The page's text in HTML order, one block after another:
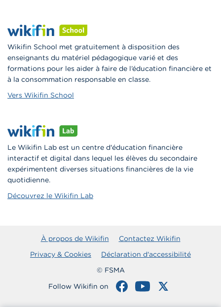
Wikifin School met gratuitement à disposition des
enseignants du matériel pédagogique varié et des
formations pour les aider à faire de l’éducation financière et
à la consommation responsable en classe.
Vers Wikifin School
Le Wikifin Lab est un centre d'éducation financière
interactif et digital dans lequel les élèves du secondaire
expérimentent diverses situations financières de la vie
quotidienne.
Découvrez le Wikifin Lab
À propos de Wikifin
Contactez Wikifin
Privacy & Cookies
Déclaration d'accessibilité
© FSMA
Follow Wikifin on